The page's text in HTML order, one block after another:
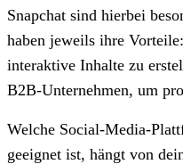
Snapchat sind hierbei
haben jeweils ihre
interaktive Inhalte zu
B2B-Unternehmen, um
Welche Social-Media-
geeignet ist, hängt von